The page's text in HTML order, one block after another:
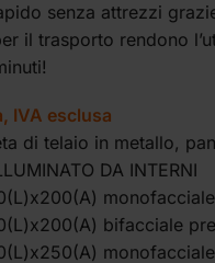
senza attrezzi
il trasporto rendono
IVA esclusa
di telaio in metallo,
DA INTERNI
bifacciale